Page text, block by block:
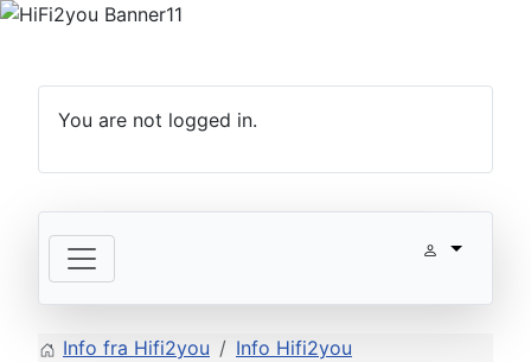
You are not logged in.
Info fra Hifi2you
Info Hifi2you